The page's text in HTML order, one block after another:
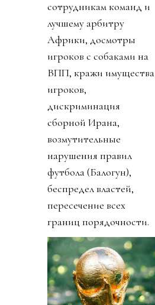
сотрудникам команд и
лучшему арбитру
Африки, досмотры
игроков с собаками на
ВПП, кражи имущества
игроков,
дискриминация
сборной Ирана,
возмутительные
нарушения правил
футбола (Балогун),
беспредел властей,
пересечение всех
границ порядочности.